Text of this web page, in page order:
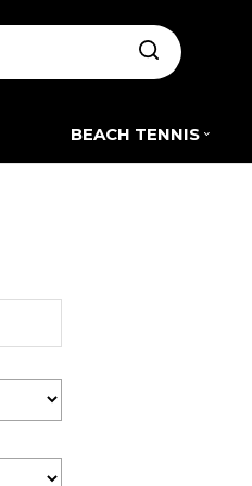
BEACH TENNIS